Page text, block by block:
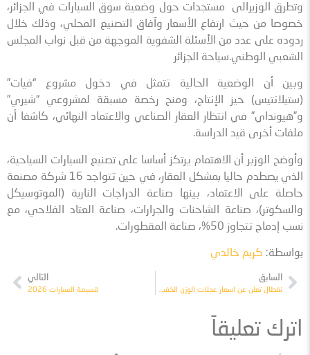
وتطرق الوزيرالى مستجدات حول وضعية سوق السيارات في الجزائر،
خصوصا من حيث ارتفاع الأسعار وآفاق التصنيع المحلي، وذلك خلال
ردوده على عدد من الأسئلة الشفوية الموجهة من قبل نواب المجلس
الشعبي الوطني.سياحة الجزائر
وبين أن الوضعية الحالية تتمثل في دخول مشروع “فيات”
(ستيلانتيس) حيز الإنتاج، ومنح رخصة مسبقة لمشروعي “شيري”
و”هيونداي” في انتظار العقار الصناعي والاعتماد النهائي، كاشفا أن
ملفات أخرى قيد الدراسة.
وأوضح الوزير أن الاهتمام يرتكز أساسا على تصنيع السيارات السياحية،
الذي يصطدم حاليا بمشكل العقار، في حين تتواجد 16 شركة مصنعة
حاصلة على الاعتماد، بينها صناعة الدراجات النارية (الموتوسيكل
والسكوتر)، صناعة الشاحنات والجرارات، صناعة العتاد الفلاحي، مع
نسب إدماج تتجاوز 50%، صناعة المقطورات.
بواسطة: كريم خالدي
السابق التالي
قسيمة السيارات 2026
اترك تعليقاً